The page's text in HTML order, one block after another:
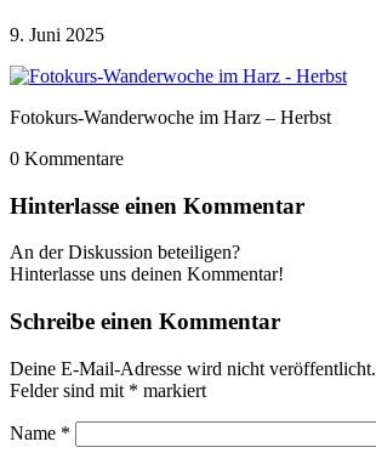
9. Juni 2025
Fotokurs-Wanderwoche im Harz – Herbst
0 Kommentare
Hinterlasse einen Kommentar
An der Diskussion beteiligen?
Hinterlasse uns deinen Kommentar!
Schreibe einen Kommentar
Deine E-Mail-Adresse wird nicht veröffentlicht.
Felder sind mit * markiert
Name *